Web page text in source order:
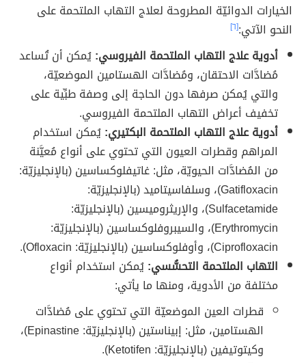
الخيارات الدوائيّة المطروحة لعلاج التهاب الملتحمة على
النحو الآتي:[٦]
أدوية علاج التهاب الملتحمة الفيروسي:يُمكن أن تُساعد
مُضادَّات الاحتقان، ومُضادَّات الهستامين الموضعيّة،
والتي يُمكن صرفها دون الحاجة إلى وصفة طبِّية على
تخفيف أعراض التهاب الملتحمة الفيروسي.
أدوية علاج التهاب الملتحمة البكتيري:يُمكن استخدام
المراهم وقطرات العيون التي تحتوي على أنواع مُعيَّنة
من المُضادَّات الحيويّة، مثل: غاتيفلوكساسين (بالإنجليزيّة:
Gatifloxacin)، وسلفاسيتاميد (بالإنجليزيّة:
Sulfacetamide)، والإريثروميسين (بالإنجليزيّة:
Erythromycin)، والسيبروفلوكساسين (بالإنجليزيّة:
Ciprofloxacin)، وأوفلوكساسين (بالإنجليزيّة: Ofloxacin).
التهاب الملتحمة التحسُّسي:يُمكن استخدام أنواع
مختلفة من الأدوية، ومنها ما يأتي:
قطرات العين الموضعيّة التي تحتوي على مُضادَّات
الهستامين، مثل: إبيناستين (بالإنجليزيّة: Epinastine)،
وكيتوتيفين (بالإنجليزيّة: Ketotifen).